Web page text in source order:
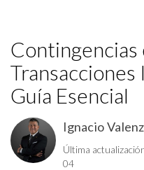
Contingencias
Guía Esencial
Ignacio
Última
04